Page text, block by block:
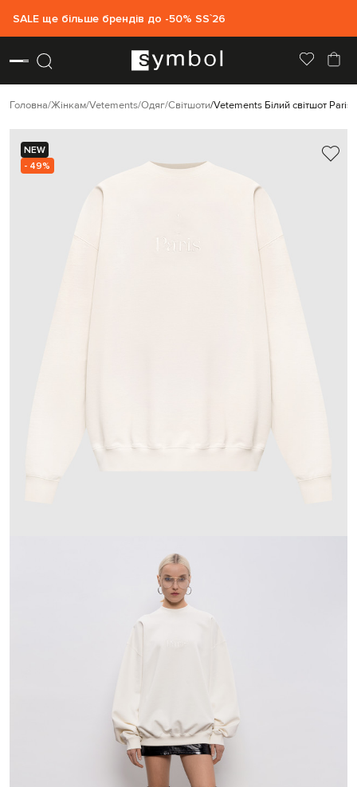
SALE ще більше брендів до -50% SS`26
Головна Жінкам Vetements Одяг Світшоти Vetements Білий світшот Paris
NEW
- 49%